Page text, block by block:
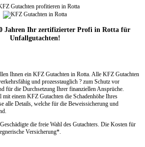
Jahren Ihr zertifizierter Profi in Rotta für
Unfallgutachten!
Ihnen ein KFZ Gutachten in Rotta. Alle KFZ Gutachten
und prozesstauglich ? zum Schutz vor
für die Durchsetzung Ihrer finanziellen Ansprüche.
einem KFZ Gutachten die Schadenhöhe Ihres
alle Details, welche für die Beweissicherung und
die freie Wahl des Gutachters. Die Kosten für
Versicherung*.